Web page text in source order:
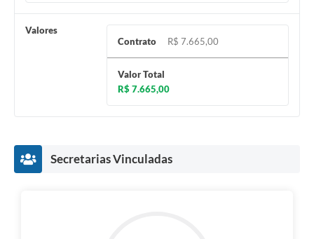
Valores
Contrato
R$ 7.665,00
Valor Total
R$ 7.665,00
Secretarias Vinculadas